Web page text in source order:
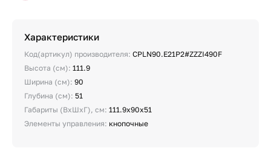
Характеристики
Код(артикул) производителя: CPLN90.E21P2#ZZZI490F
Высота (см): 111.9
Ширина (см): 90
Глубина (см): 51
Габариты (ВхШхГ), см: 111.9х90х51
Элементы управления: кнопочные